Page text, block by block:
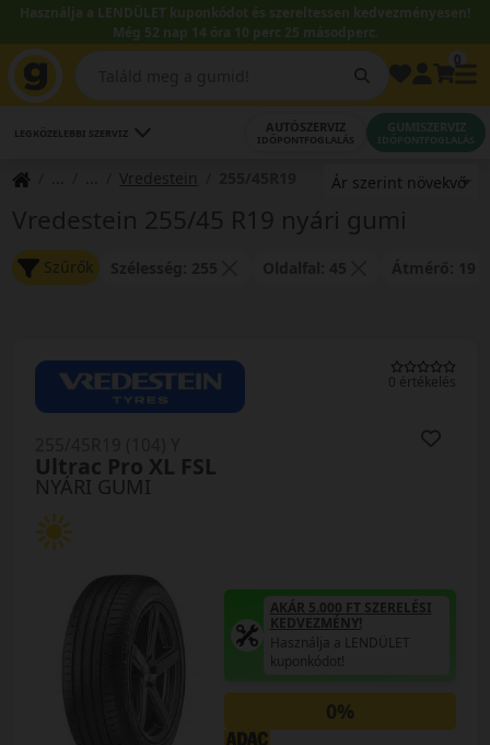
Használja a LENDÜLET kuponkódot és szereltessen kedvezményesen!
Még 52 nap 14 óra 10 perc 25 másodperc.
LEGKÖZELEBBI SZERVIZ AUTÓSZERVIZ
IDŐPONTFOGLALÁS
GUMISZERVIZ
IDŐPONTFOGLALÁS
Vredestein
Vredestein 255/45 R19 nyári gumi
Szűrők
0 értékelés
NYÁRI GUMI
Ultrac Pro XL FSL
AKÁR 5.000 FT SZERELÉSI
KEDVEZMÉNY!
Használja a LENDÜLET
kuponkódot!
0%